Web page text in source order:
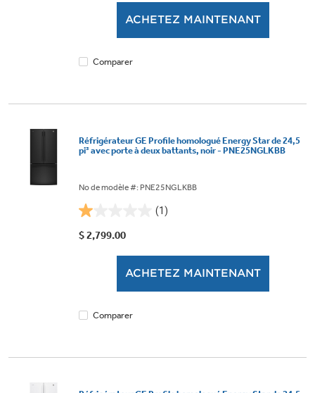
ACHETEZ MAINTENANT
Comparer
Réfrigérateur GE Profile homologué Energy Star de 24,5
pi³ avec porte à deux battants, noir - PNE25NGLKBB
No de modèle #: PNE25NGLKBB
(1)
1.0
étoile(s)
$ 2,799.00
ACHETEZ MAINTENANT
Comparer